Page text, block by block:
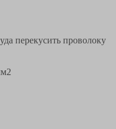
перекусить проволоку